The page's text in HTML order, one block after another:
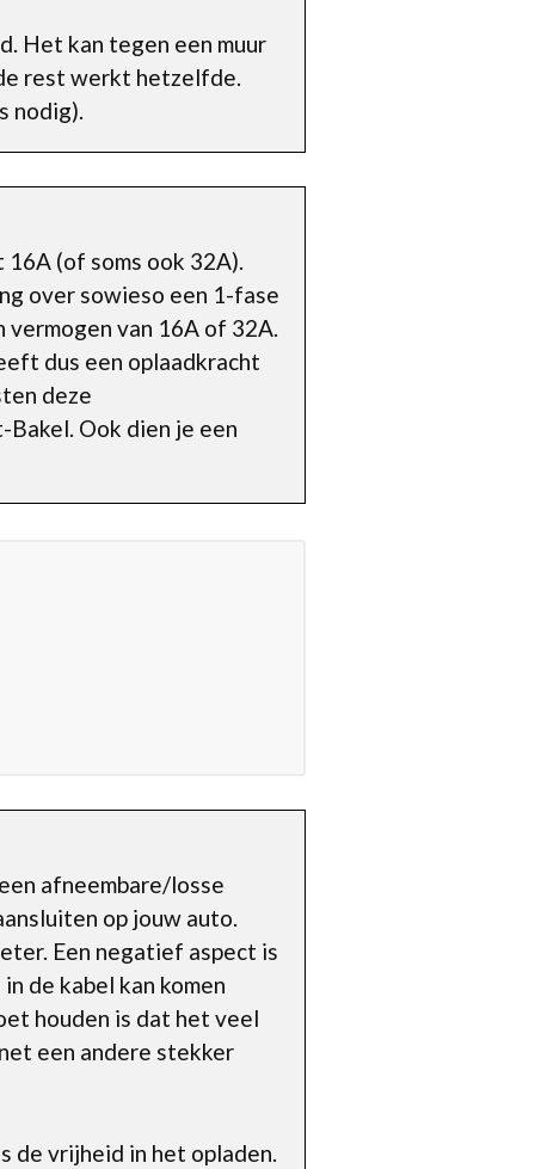
Het kan tegen een muur
rest werkt hetzelfde.
nodig).
(of soms ook 32A).
over sowieso een 1-fase
van 16A of 32A.
dus een oplaadkracht
deze
Ook dien je een
afneembare/losse
op jouw auto.
Een negatief aspect is
de kabel kan komen
houden is dat het veel
een andere stekker
de vrijheid in het opladen.